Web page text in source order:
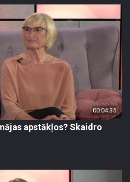
00:04:35
apstākļos? Skaidro